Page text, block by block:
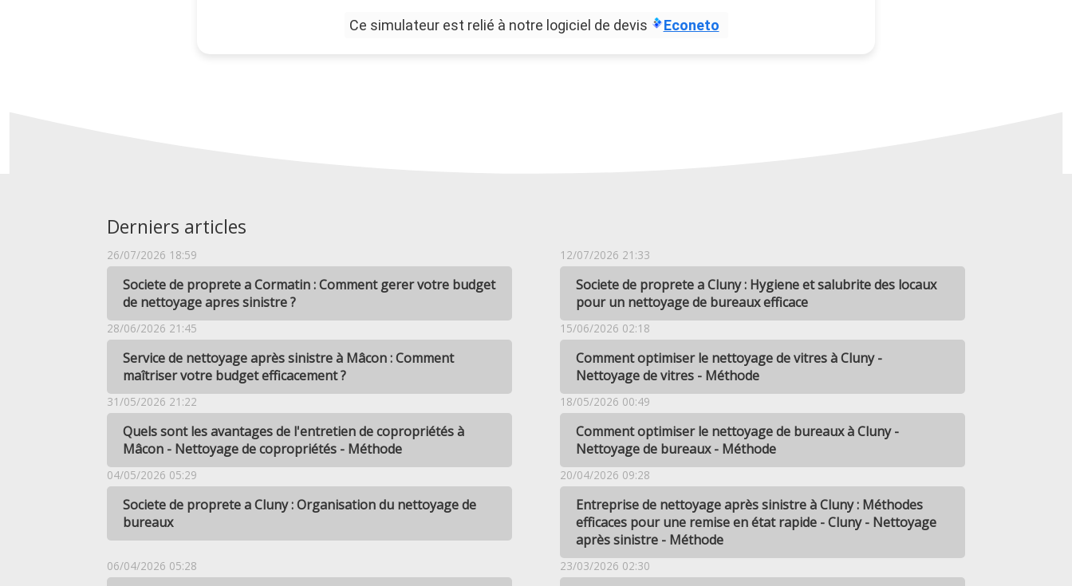
Ce simulateur est relié à notre logiciel de devis Econeto
Derniers articles
26/07/2026 18:59
Societe de proprete a Cormatin : Comment gerer votre budget
de nettoyage apres sinistre ?
12/07/2026 21:33
Societe de proprete a Cluny : Hygiene et salubrite des locaux
pour un nettoyage de bureaux efficace
28/06/2026 21:45
Service de nettoyage après sinistre à Mâcon : Comment
maîtriser votre budget efficacement ?
15/06/2026 02:18
Comment optimiser le nettoyage de vitres à Cluny -
Nettoyage de vitres - Méthode
31/05/2026 21:22
Quels sont les avantages de l'entretien de copropriétés à
Mâcon - Nettoyage de copropriétés - Méthode
18/05/2026 00:49
Comment optimiser le nettoyage de bureaux à Cluny -
Nettoyage de bureaux - Méthode
04/05/2026 05:29
Societe de proprete a Cluny : Organisation du nettoyage de
bureaux
20/04/2026 09:28
Entreprise de nettoyage après sinistre à Cluny : Méthodes
efficaces pour une remise en état rapide - Cluny - Nettoyage
après sinistre - Méthode
06/04/2026 05:28 23/03/2026 02:30